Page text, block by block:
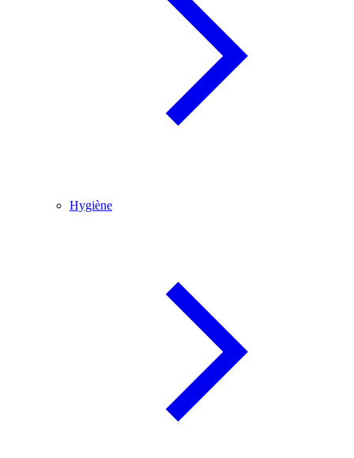
Hygiène